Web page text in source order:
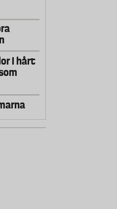
i hårt